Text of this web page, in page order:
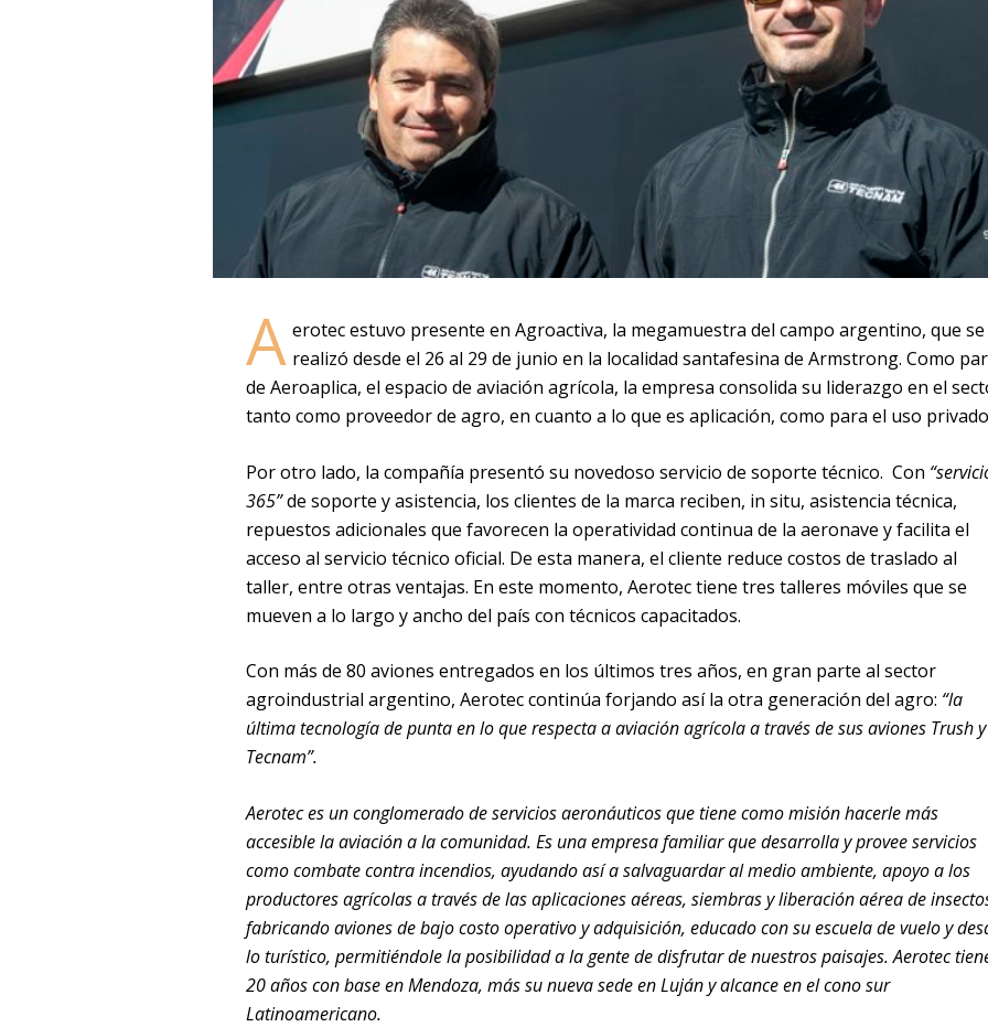
A erotec estuvo presente en Agroactiva, la megamuestra del campo argentino, que se
realizó desde el 26 al 29 de junio en la localidad santafesina de Armstrong. Como
de Aeroaplica, el espacio de aviación agrícola, la empresa consolida su liderazgo en el
tanto como proveedor de agro, en cuanto a lo que es aplicación, como para el uso
Por otro lado, la compañía presentó su novedoso servicio de soporte técnico. Con
365”de soporte y asistencia, los clientes de la marca reciben, in situ, asistencia técnica,
repuestos adicionales que favorecen la operatividad continua de la aeronave y facilita el
acceso al servicio técnico oficial. De esta manera, el cliente reduce costos de traslado al
taller, entre otras ventajas. En este momento, Aerotec tiene tres talleres móviles que se
mueven a lo largo y ancho del país con técnicos capacitados.
Con más de 80 aviones entregados en los últimos tres años, en gran parte al sector
agroindustrial argentino, Aerotec continúa forjando así la otra generación del agro: “la
última tecnología de punta en lo que respecta a aviación agrícola a través de sus aviones Trush y
Tecnam”.
Aerotec es un conglomerado de servicios aeronáuticos que tiene como misión hacerle más
accesible la aviación a la comunidad. Es una empresa familiar que desarrolla y provee servicios
como combate contra incendios, ayudando así a salvaguardar al medio ambiente, apoyo a los
productores agrícolas a través de las aplicaciones aéreas, siembras y liberación aérea de
fabricando aviones de bajo costo operativo y adquisición, educado con su escuela de vuelo y
lo turístico, permitiéndole la posibilidad a la gente de disfrutar de nuestros paisajes. Aerotec
20 años con base en Mendoza, más su nueva sede en Luján y alcance en el cono sur
Latinoamericano.